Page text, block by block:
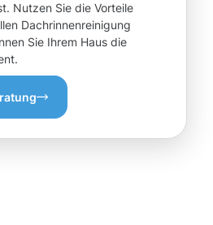
Nutzen Sie die Vorteile
Dachrinnenreinigung
Sie Ihrem Haus die